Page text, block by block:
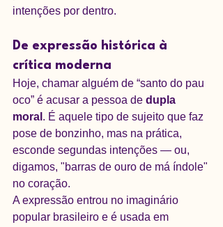
intenções por dentro.
De expressão histórica à
crítica moderna
Hoje, chamar alguém de “santo do pau
oco” é acusar a pessoa de dupla
moral . É aquele tipo de sujeito que faz
pose de bonzinho, mas na prática,
esconde segundas intenções — ou,
digamos, "barras de ouro de má índole"
no coração.
A expressão entrou no imaginário
popular brasileiro e é usada em